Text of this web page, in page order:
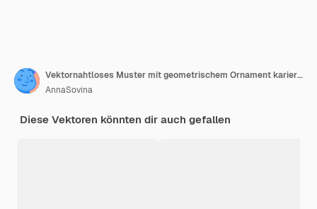
Vektornahtloses Muster mit geometrischem Ornament karierter Raute in pastellgrüner Farbe
AnnaSovina
Diese Vektoren könnten dir auch gefallen